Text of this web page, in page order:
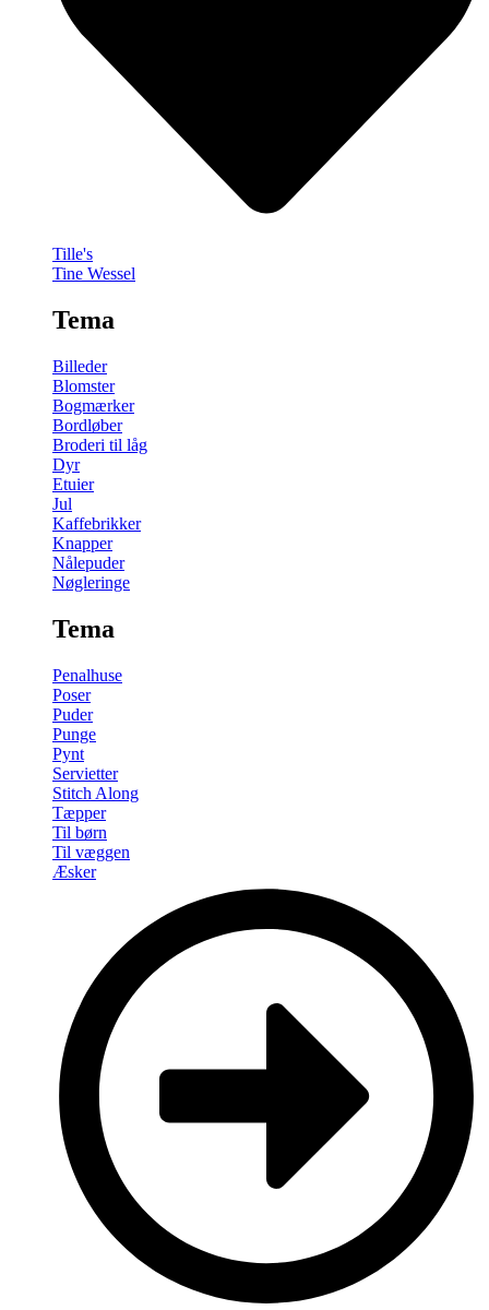
Tille's
Tine Wessel
Tema
Billeder
Blomster
Bogmærker
Bordløber
Broderi til låg
Dyr
Etuier
Jul
Kaffebrikker
Knapper
Nålepuder
Nøgleringe
Tema
Penalhuse
Poser
Puder
Punge
Pynt
Servietter
Stitch Along
Tæpper
Til børn
Til væggen
Æsker